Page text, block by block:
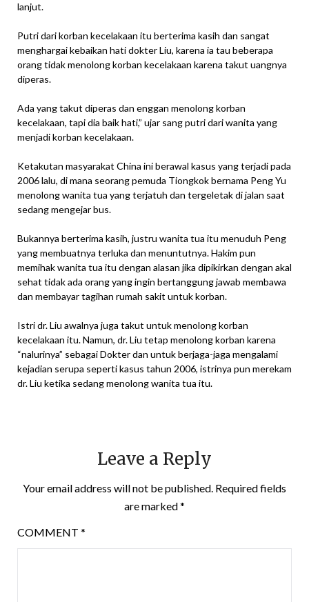
lanjut.
Putri dari korban kecelakaan itu berterima kasih dan sangat
menghargai kebaikan hati dokter Liu, karena ia tau beberapa
orang tidak menolong korban kecelakaan karena takut uangnya
diperas.
Ada yang takut diperas dan enggan menolong korban
kecelakaan, tapi dia baik hati,” ujar sang putri dari wanita yang
menjadi korban kecelakaan.
Ketakutan masyarakat China ini berawal kasus yang terjadi pada
2006 lalu, di mana seorang pemuda Tiongkok bernama Peng Yu
menolong wanita tua yang terjatuh dan tergeletak di jalan saat
sedang mengejar bus.
Bukannya berterima kasih, justru wanita tua itu menuduh Peng
yang membuatnya terluka dan menuntutnya. Hakim pun
memihak wanita tua itu dengan alasan jika dipikirkan dengan akal
sehat tidak ada orang yang ingin bertanggung jawab membawa
dan membayar tagihan rumah sakit untuk korban.
Istri dr. Liu awalnya juga takut untuk menolong korban
kecelakaan itu. Namun, dr. Liu tetap menolong korban karena
“nalurinya” sebagai Dokter dan untuk berjaga-jaga mengalami
kejadian serupa seperti kasus tahun 2006, istrinya pun merekam
dr. Liu ketika sedang menolong wanita tua itu.
Leave a Reply
Your email address will not be published. Required fields
are marked*
COMMENT *